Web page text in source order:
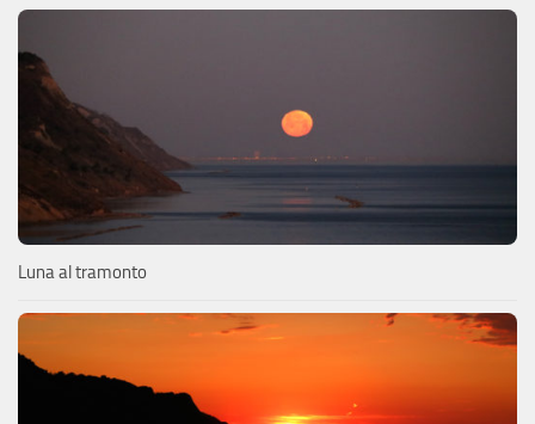
Luna al tramonto